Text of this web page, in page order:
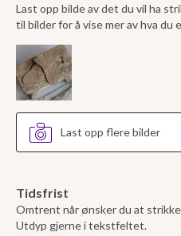
Last opp bilde av det du vil ha
til bilder for å vise mer av hva du
Last opp flere bilder
Tidsfrist
Omtrent når ønsker du at
Utdyp gjerne i tekstfeltet.